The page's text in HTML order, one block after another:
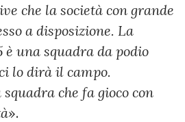
che la società con grande
a disposizione. La
è una squadra da podio
lo dirà il campo.
che fa gioco con
».